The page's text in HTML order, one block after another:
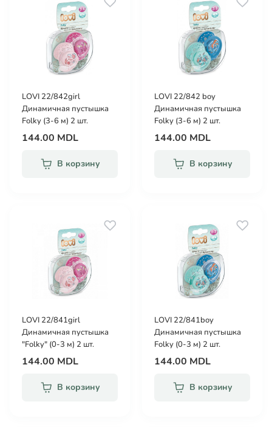
LOVI 22/842girl
Динамичная пустышка
Folky (3-6 м) 2 шт.
144.00 MDL
В корзину
LOVI 22/842 boy
Динамичная пустышка
Folky (3-6 м) 2 шт.
144.00 MDL
В корзину
LOVI 22/841girl
Динамичная пустышка
"Folky" (0-3 м) 2 шт.
144.00 MDL
В корзину
LOVI 22/841boy
Динамичная пустышка
Folky (0-3 м) 2 шт.
144.00 MDL
В корзину